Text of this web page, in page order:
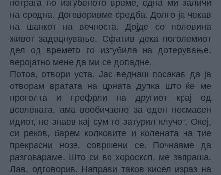
потрага по изгубеното време, една ми заличи
на сродна. Договоривме средба. Долго ја чекав
на шанкот на вечноста. Дојде со половина
живот задоцнување. Сфатив дека поголемиот
дел од времето го изгубила на дотерување,
веројатно мене да ми се допадне.
Потоа, отвори уста. Јас веднаш посакав да ја
отворам вратата на црната дупка што ќе ме
проголта и префрли на другиот крај од
вселената, ама вообичаено за еден несмасен
идиот, не знаев кај сум го затурил клучот. Океј,
си реков, барем колковите и колената на тие
прекрасни нозе, совршени се. Почнавме да
разговараме. Што си во хороскоп, ме запраша.
Лав, одговорив. Направи таков кисел израз на